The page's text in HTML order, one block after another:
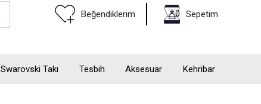
Beğendiklerim Sepetim
0
Swarovski Takı Tesbih Aksesuar Kehribar